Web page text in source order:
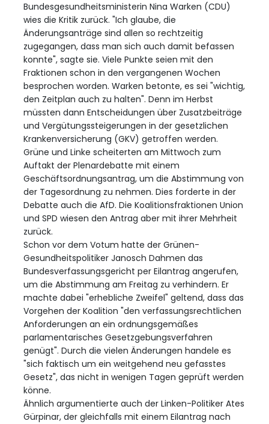
Bundesgesundheitsministerin Nina Warken (CDU)
wies die Kritik zurück. "Ich glaube, die
Änderungsanträge sind allen so rechtzeitig
zugegangen, dass man sich auch damit befassen
konnte", sagte sie. Viele Punkte seien mit den
Fraktionen schon in den vergangenen Wochen
besprochen worden. Warken betonte, es sei "wichtig,
den Zeitplan auch zu halten". Denn im Herbst
müssten dann Entscheidungen über Zusatzbeiträge
und Vergütungssteigerungen in der gesetzlichen
Krankenversicherung (GKV) getroffen werden.
Grüne und Linke scheiterten am Mittwoch zum
Auftakt der Plenardebatte mit einem
Geschäftsordnungsantrag, um die Abstimmung von
der Tagesordnung zu nehmen. Dies forderte in der
Debatte auch die AfD. Die Koalitionsfraktionen Union
und SPD wiesen den Antrag aber mit ihrer Mehrheit
zurück.
Schon vor dem Votum hatte der Grünen-
Gesundheitspolitiker Janosch Dahmen das
Bundesverfassungsgericht per Eilantrag angerufen,
um die Abstimmung am Freitag zu verhindern. Er
machte dabei "erhebliche Zweifel" geltend, dass das
Vorgehen der Koalition "den verfassungsrechtlichen
Anforderungen an ein ordnungsgemäßes
parlamentarisches Gesetzgebungsverfahren
genügt". Durch die vielen Änderungen handele es
"sich faktisch um ein weitgehend neu gefasstes
Gesetz", das nicht in wenigen Tagen geprüft werden
könne.
Ähnlich argumentierte auch der Linken-Politiker Ates
Gürpinar, der gleichfalls mit einem Eilantrag nach